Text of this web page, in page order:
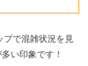
プで混雑状況を見
い印象です！